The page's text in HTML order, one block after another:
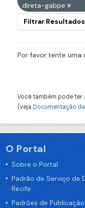
direta-gabpe
Filtrar Resultados
Por favor tente uma
Você também pode
(veja Documentação da
O Portal
Sobre o Portal
Padrão de Serviço de
Recife
Padrões de